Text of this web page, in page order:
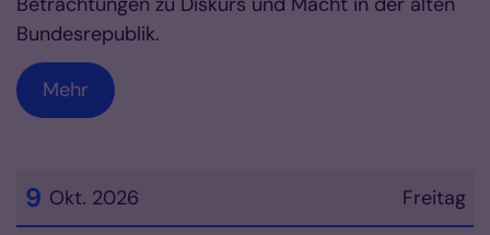
Bundesrepublik.
Mehr
Freitag
9 Okt. 2026